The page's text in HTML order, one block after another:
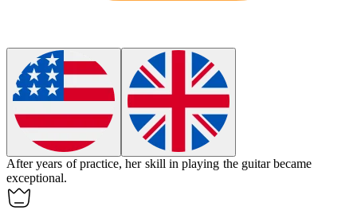
After years of practice, her skill in playing the guitar became
exceptional.